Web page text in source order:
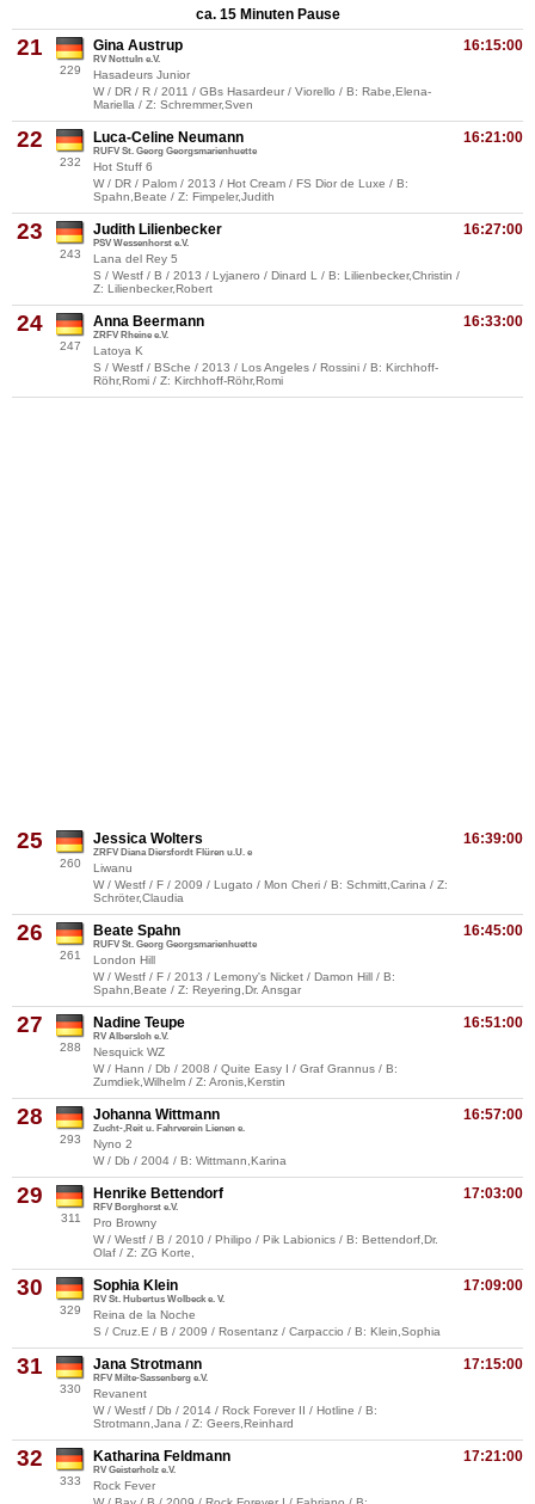
ca. 15 Minuten Pause
21
229
16:15:00
Gina Austrup
RV Nottuln e.V.
Hasadeurs Junior
W / DR / R / 2011 / GBs Hasardeur / Viorello / B: Rabe,Elena-
Mariella / Z: Schremmer,Sven
22
232
16:21:00
Luca-Celine Neumann
RUFV St. Georg Georgsmarienhuette
Hot Stuff 6
W / DR / Palom / 2013 / Hot Cream / FS Dior de Luxe / B:
Spahn,Beate / Z: Fimpeler,Judith
23
243
16:27:00
Judith Lilienbecker
PSV Wessenhorst e.V.
Lana del Rey 5
S / Westf / B / 2013 / Lyjanero / Dinard L / B: Lilienbecker,Christin /
Z: Lilienbecker,Robert
24
247
16:33:00
Anna Beermann
ZRFV Rheine e.V.
Latoya K
S / Westf / BSche / 2013 / Los Angeles / Rossini / B: Kirchhoff-
Röhr,Romi / Z: Kirchhoff-Röhr,Romi
25
260
16:39:00
Jessica Wolters
ZRFV Diana Diersfordt Flüren u.U. e
Liwanu
W / Westf / F / 2009 / Lugato / Mon Cheri / B: Schmitt,Carina / Z:
Schröter,Claudia
26
261
16:45:00
Beate Spahn
RUFV St. Georg Georgsmarienhuette
London Hill
W / Westf / F / 2013 / Lemony's Nicket / Damon Hill / B:
Spahn,Beate / Z: Reyering,Dr. Ansgar
27
288
16:51:00
Nadine Teupe
RV Albersloh e.V.
Nesquick WZ
W / Hann / Db / 2008 / Quite Easy I / Graf Grannus / B:
Zumdiek,Wilhelm / Z: Aronis,Kerstin
28
293
16:57:00
Johanna Wittmann
Zucht-,Reit u. Fahrverein Lienen e.
Nyno 2
W / Db / 2004 / B: Wittmann,Karina
29
311
17:03:00
Henrike Bettendorf
RFV Borghorst e.V.
Pro Browny
W / Westf / B / 2010 / Philipo / Pik Labionics / B: Bettendorf,Dr.
Olaf / Z: ZG Korte,
30
329
17:09:00
Sophia Klein
RV St. Hubertus Wolbeck e. V.
Reina de la Noche
S / Cruz.E / B / 2009 / Rosentanz / Carpaccio / B: Klein,Sophia
31
330
17:15:00
Jana Strotmann
RFV Milte-Sassenberg e.V.
Revanent
W / Westf / Db / 2014 / Rock Forever II / Hotline / B:
Strotmann,Jana / Z: Geers,Reinhard
32
333
17:21:00
Katharina Feldmann
RV Geisterholz e.V.
Rock Fever